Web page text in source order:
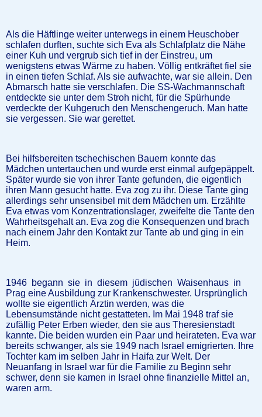
Als die Häftlinge weiter unterwegs in einem Heuschober
schlafen durften, suchte sich Eva als Schlafplatz die Nähe
einer Kuh und vergrub sich tief in der Einstreu, um
wenigstens etwas Wärme zu haben. Völlig entkräftet fiel sie
in einen tiefen Schlaf. Als sie aufwachte, war sie allein. Den
Abmarsch hatte sie verschlafen. Die SS-Wachmannschaft
entdeckte sie unter dem Stroh nicht, für die Spürhunde
verdeckte der Kuhgeruch den Menschengeruch. Man hatte
sie vergessen. Sie war gerettet.
Bei hilfsbereiten tschechischen Bauern konnte das
Mädchen untertauchen und wurde erst einmal aufgepäppelt.
Später wurde sie von ihrer Tante gefunden, die eigentlich
ihren Mann gesucht hatte. Eva zog zu ihr. Diese Tante ging
allerdings sehr unsensibel mit dem Mädchen um. Erzählte
Eva etwas vom Konzentrationslager, zweifelte die Tante den
Wahrheitsgehalt an. Eva zog die Konsequenzen und brach
nach einem Jahr den Kontakt zur Tante ab und ging in ein
Heim.
1946 begann sie in diesem jüdischen Waisenhaus in
Prag eine Ausbildung zur Krankenschwester. Ursprünglich
wollte sie eigentlich Ärztin werden, was die
Lebensumstände nicht gestatteten. Im Mai 1948 traf sie
zufällig Peter Erben wieder, den sie aus Theresienstadt
kannte. Die beiden wurden ein Paar und heirateten. Eva war
bereits schwanger, als sie 1949 nach Israel emigrierten. Ihre
Tochter kam im selben Jahr in Haifa zur Welt. Der
Neuanfang in Israel war für die Familie zu Beginn sehr
schwer, denn sie kamen in Israel ohne finanzielle Mittel an,
waren arm.